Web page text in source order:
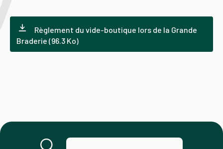
CAROUGE SE CONSTRUIT
Règlement du vide-boutique lors de la Grande
Braderie (96.3 Ko)